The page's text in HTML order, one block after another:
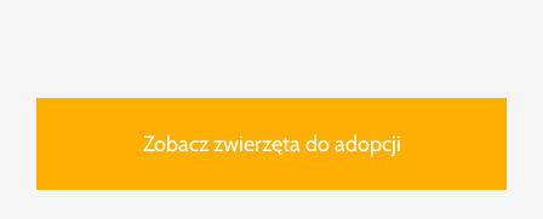
Zobacz zwierzęta do adopcji